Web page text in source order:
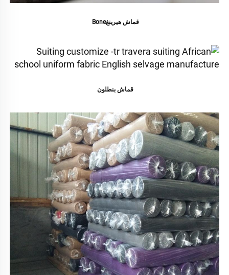
قماش هيرينغBone
قماش بنطلون